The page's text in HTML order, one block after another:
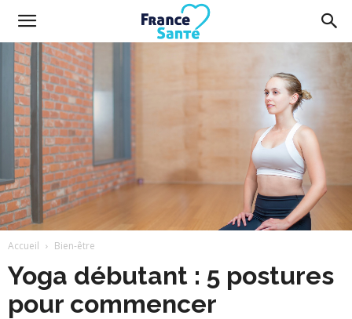
France
Santé
Accueil Bien-être
Yoga débutant : 5 postures
pour commencer